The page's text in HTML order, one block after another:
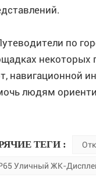
по
некоторых
навигационной
людям
ТЕГИ :
Уличный ЖК-